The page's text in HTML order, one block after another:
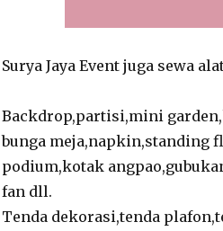
Surya Jaya Event juga sewa
Backdrop,partisi,mini
bunga meja,napkin,standing
podium,kotak
fan dll.
Tenda dekorasi,tenda